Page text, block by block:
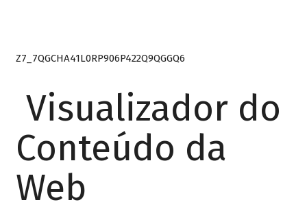
Z7_7QGCHA41L0RP906P422Q9QGGQ6
Visualizador do
Conteúdo da
Web